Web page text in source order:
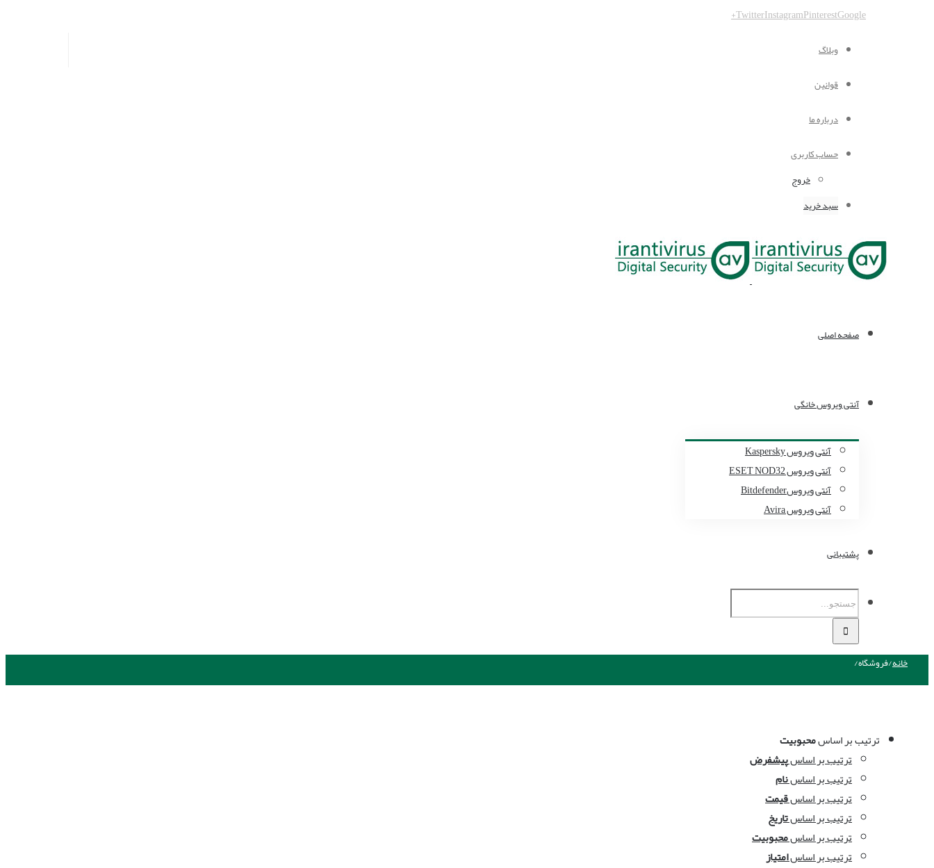
TwitterInstagramPinterestGoogle+
وبلاگ
قوانین
درباره ما
حساب کاربری
خروج
سبد خرید
صفحه اصلی
آنتی ویروس خانگی
آنتی ویروس Kaspersky
آنتی ویروس ESET NOD32
آنتی ویروسBitdefender
آنتی ویروس Avira
پشتیبانی
خانه/فروشگاه/
ترتیب بر اساسمحبوبیت
ترتیب بر اساسپیشفرض
ترتیب بر اساسنام
ترتیب بر اساسقیمت
ترتیب بر اساستاریخ
ترتیب بر اساسمحبوبیت
ترتیب بر اساسامتیاز